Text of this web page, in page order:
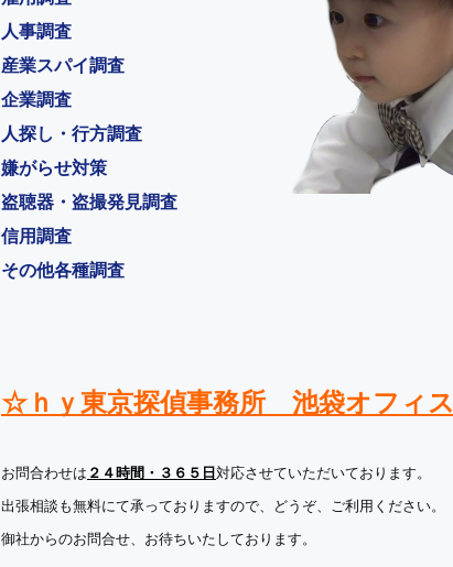
人事調査
産業スパイ調査
企業調査
人探し・行方調査
嫌がらせ対策
盗聴器・盗撮発見調査
信用調査
その他各種調査
☆ｈｙ東京探偵事務所 池袋オフィス
お問合わせは ２４時間・３６５日 対応させていただいております。
出張相談も無料にて承っておりますので、どうぞ、ご利用ください。
御社からのお問合せ、お待ちいたしております。